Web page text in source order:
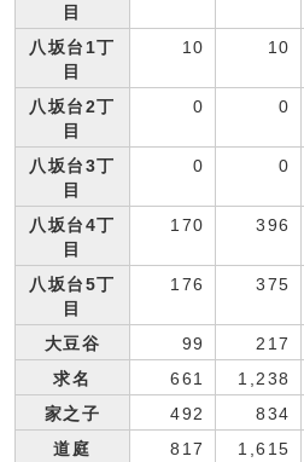
目
八坂台1丁
目
10 10
八坂台2丁
目
0 0
八坂台3丁
目
0 0
八坂台4丁
目
170 396
八坂台5丁
目
176 375
大豆谷 99 217
求名
661 1,238
家之子
492 834
道庭
817 1,615